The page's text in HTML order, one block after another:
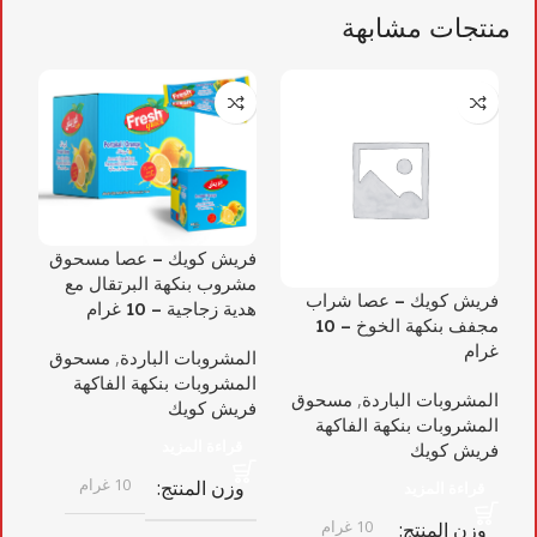
منتجات مشابهة
فريش كويك – عصا شراب
مجفف بنكهة الخوخ – 10
غرام
المشروبات الباردة, مسحوق
المشروبات بنكهة الفاكهة
فريش كويك
وزن المنتج 10 غرام
فريش كويك – عصا مسحوق
مشروب بنكهة البرتقال مع
هدية زجاجية – 10 غرام
المشروبات الباردة, مسحوق
المشروبات بنكهة الفاكهة
فريش كويك
وزن المنتج 10 غرام